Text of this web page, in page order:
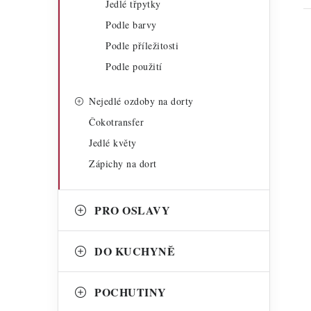
Jedlé třpytky
Podle barvy
Podle příležitosti
Podle použití
Nejedlé ozdoby na dorty
Čokotransfer
Jedlé květy
Zápichy na dort
PRO OSLAVY
DO KUCHYNĚ
POCHUTINY